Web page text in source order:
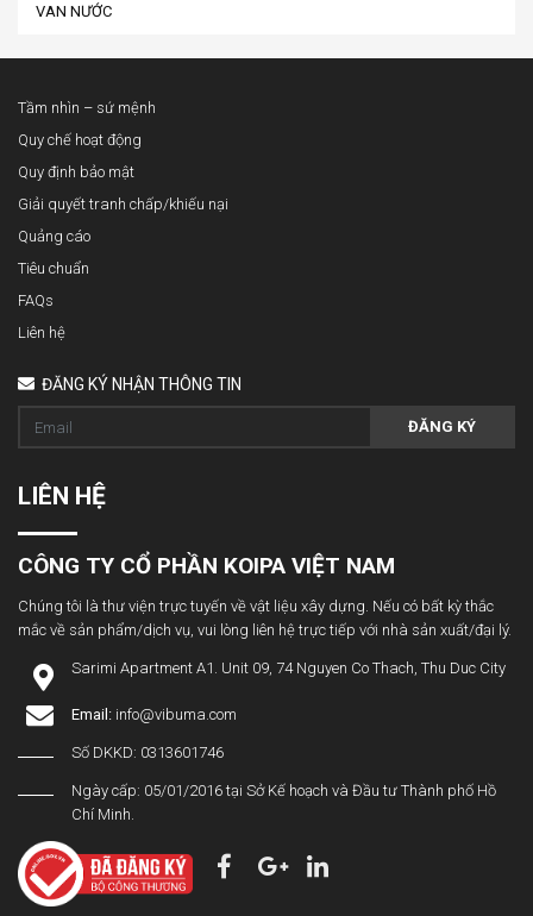
VAN NƯỚC
Tầm nhìn – sứ mệnh
Quy chế hoạt động
Quy định bảo mật
Giải quyết tranh chấp/khiếu nại
Quảng cáo
Tiêu chuẩn
FAQs
Liên hệ
ĐĂNG KÝ NHẬN THÔNG TIN
ĐĂNG KÝ
LIÊN HỆ
CÔNG TY CỔ PHẦN KOIPA VIỆT NAM
Chúng tôi là thư viện trực tuyến về vật liệu xây dựng. Nếu có bất kỳ thắc
mắc về sản phẩm/dịch vụ, vui lòng liên hệ trực tiếp với nhà sản xuất/đại lý.
Sarimi Apartment A1. Unit 09, 74 Nguyen Co Thach, Thu Duc City
Email: info@vibuma.com
Số DKKD: 0313601746
Ngày cấp: 05/01/2016 tại Sở Kế hoạch và Đầu tư Thành phố Hồ
Chí Minh.